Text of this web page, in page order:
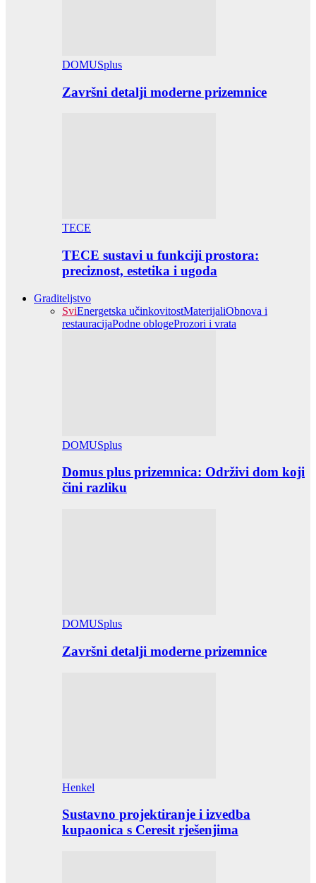
DOMUSplus
Završni detalji moderne prizemnice
TECE
TECE sustavi u funkciji prostora:
preciznost, estetika i ugoda
Graditeljstvo
SviEnergetska učinkovitostMaterijaliObnova i
restauracijaPodne oblogeProzori i vrata
DOMUSplus
Domus plus prizemnica: Održivi dom koji
čini razliku
DOMUSplus
Završni detalji moderne prizemnice
Henkel
Sustavno projektiranje i izvedba
kupaonica s Ceresit rješenjima